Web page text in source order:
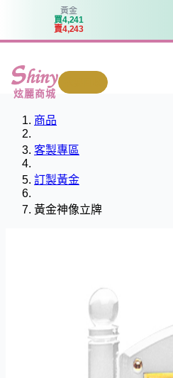
黃金
買4,241
賣4,243
炫麗商城
商品
客製專區
訂製黃金
黃金神像立牌